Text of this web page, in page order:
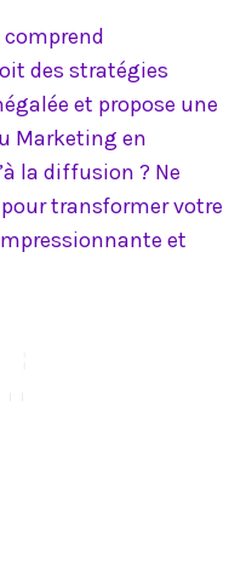
des stratégies
et propose une
Marketing en
la diffusion ? Ne
transformer votre
et